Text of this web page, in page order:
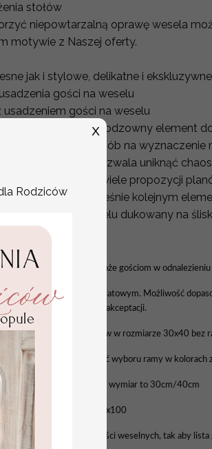
stołów
niepowtarzalną oprawę wesela
motywie z Naszej oferty.
jak i stylowe, delikatne i
gości na weselu
usadzeniem gości na weselu
weselnych to nieodzowny element
Jest to idealny sposób na
gości, który pozwala uniknąć
Państwo wiele propozycji
stają się jednocześnie kolejnym
gości na Weselu dukowany na
280 g
WESELNYCH
gości przy stołach pomoże gościom w
z unikalnym motywem kwiatowym. Możliwość
przez grafika do akceptacji.
obejmuje plan stołów w rozmiarze 30x40 bez
opłatą istnieje możliwość wyboru ramy w kolorach
wg kreatora - podstawowy wymiar to 30cm/40cm
40x50, 50x70, 70x100
dostosowany do liczby gości weselnych, tak aby lista
Rodziców
X